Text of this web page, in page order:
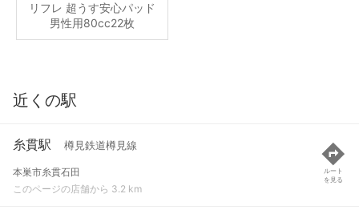
リフレ 超うす安心パッド
男性用80cc22枚
近くの駅
糸貫駅 樽見鉄道樽見線
本巣市糸貫石田
このページの店舗から 3.2 km
ルート
を見る